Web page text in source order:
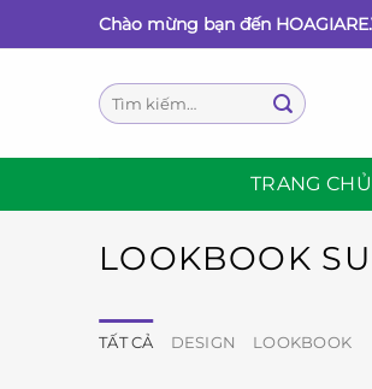
qua
Chào mừng bạn đến
Tìm
kiếm:
TRANG CHỦ
LOOKBOOK
TẤT CẢ DESIGN LOOKBOOK